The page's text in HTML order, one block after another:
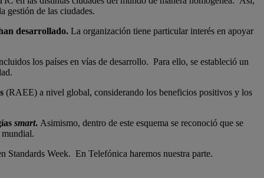
gestión de las ciudades.
desarrollado. La organización tiene particular interés en apoyar
los países en vías de desarrollo. Para ello, se estableció un
(RAEE) a nivel global, considerando los beneficios positivos y los
smart. Asimismo, dentro de este esquema se reconoció que se
Standards Week. En Telefónica haremos nuestra parte.